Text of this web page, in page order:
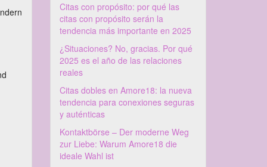
Citas con propósito: por qué las
citas con propósito serán la
tendencia más importante en 2025
¿Situaciones? No, gracias. Por qué
2025 es el año de las relaciones
reales
Citas dobles en Amore18: la nueva
tendencia para conexiones seguras
y auténticas
Kontaktbörse – Der moderne Weg
zur Liebe: Warum Amore18 die
ideale Wahl ist